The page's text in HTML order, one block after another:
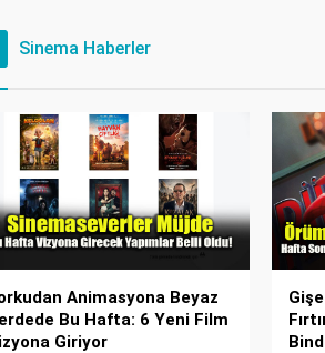
Sinema Haberler
Animasyona Beyaz
Bu Hafta: 6 Yeni Film
Giriyor